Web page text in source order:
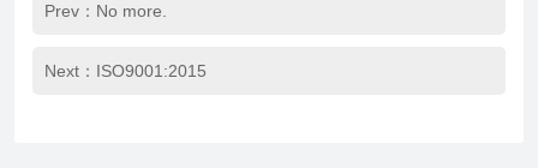
Prev：No more.
Next： ISO9001:2015